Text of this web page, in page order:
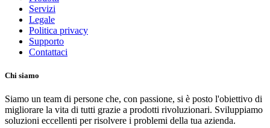
Servizi
Legale
Politica privacy
Supporto
Contattaci
Chi siamo
Siamo un team di persone che, con passione, si è posto l'obiettivo di
migliorare la vita di tutti grazie a prodotti rivoluzionari. Sviluppiamo
soluzioni eccellenti per risolvere i problemi della tua azienda.